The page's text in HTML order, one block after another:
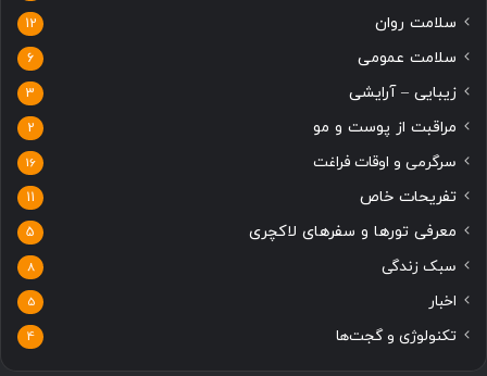
سلامت روان 12
سلامت عمومی 6
زیبایی – آرایشی 3
مراقبت از پوست و مو 2
سرگرمی و اوقات فراغت 16
تفریحات خاص 11
معرفی تورها و سفرهای لاکچری 5
سبک زندگی 8
اخبار 5
تکنولوژی و گجت‌ها 4